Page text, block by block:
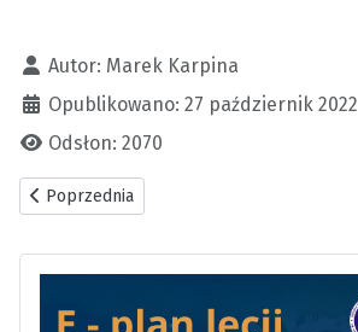
Szczegóły
Autor: Marek Karpina
Opublikowano: 27 październik 2022
Odsłon: 2070
Poprzednia strona: Kontakt i godziny pracy
Poprzednia